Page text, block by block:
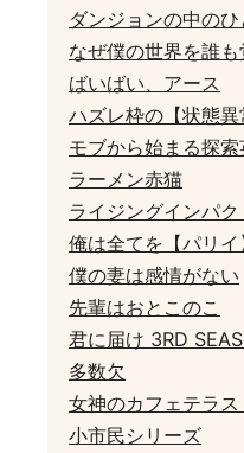
ダンジョンの中のひ
なぜ僕の世界を誰
ばいばい、アース
ハズレ枠の【状態
モブから始まる探
ラーメン赤猫
ライジングインパク
俺は全てを【パリ
僕の妻は感情がない
先輩はおとこのこ
君に届け 3RD
多数欠
女神のカフェテラ
小市民シリーズ